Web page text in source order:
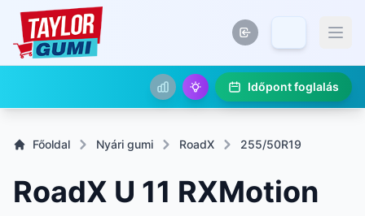
Időpont foglalás
Főoldal Nyári gumi RoadX 255/50R19
RoadX U 11 RXMotion